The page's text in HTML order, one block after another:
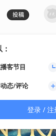
客节目
态/评论
登录 / 注